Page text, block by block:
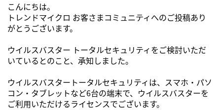
こんにちは。
トレンドマイクロ お客さまコミュニティへのご投稿あり
がとうございます。
ウイルスバスター トータルセキュリティをご検討いただ
いているとのこと、承知しました。
ウイルスバスタートータルセキュリティは、スマホ・パソ
コン・タブレットなど6台の端末で、ウイルスバスターを
ご利用いただけるライセンスでございます。